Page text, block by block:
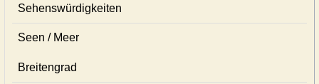
Sehenswürdigkeiten
Seen / Meer
Breitengrad